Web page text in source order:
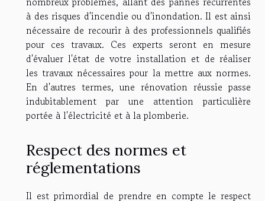
à des risques d'incendie ou d'inondation. Il est ainsi
nécessaire de recourir à des professionnels qualifiés
pour ces travaux. Ces experts seront en mesure
d'évaluer l'état de votre installation et de réaliser
les travaux nécessaires pour la mettre aux normes.
En d'autres termes, une rénovation réussie passe
indubitablement par une attention particulière
portée à l'électricité et à la plomberie.
Respect des normes et
réglementations
Il est primordial de prendre en compte le respect